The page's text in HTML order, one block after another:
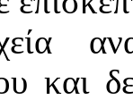
και